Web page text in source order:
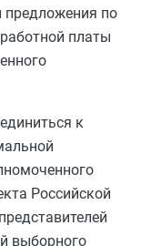
предложения по
платы
к
Российской
выборного